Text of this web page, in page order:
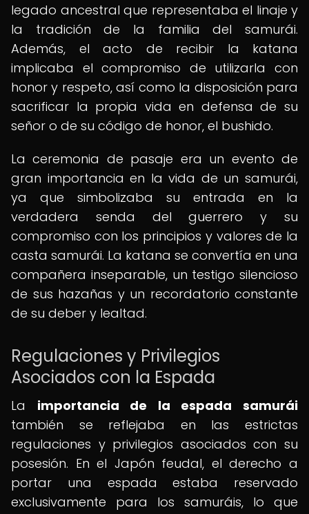
legado ancestral que representaba el linaje y
la tradición de la familia del samurái.
Además, el acto de recibir la katana
implicaba el compromiso de utilizarla con
honor y respeto, así como la disposición para
sacrificar la propia vida en defensa de su
señor o de su código de honor, el bushido.
La ceremonia de pasaje era un evento de
gran importancia en la vida de un samurái,
ya que simbolizaba su entrada en la
verdadera senda del guerrero y su
compromiso con los principios y valores de la
casta samurái. La katana se convertía en una
compañera inseparable, un testigo silencioso
de sus hazañas y un recordatorio constante
de su deber y lealtad.
Regulaciones y Privilegios
Asociados con la Espada
La importancia de la espada samurái
también se reflejaba en las estrictas
regulaciones y privilegios asociados con su
posesión. En el Japón feudal, el derecho a
portar una espada estaba reservado
exclusivamente para los samuráis, lo que